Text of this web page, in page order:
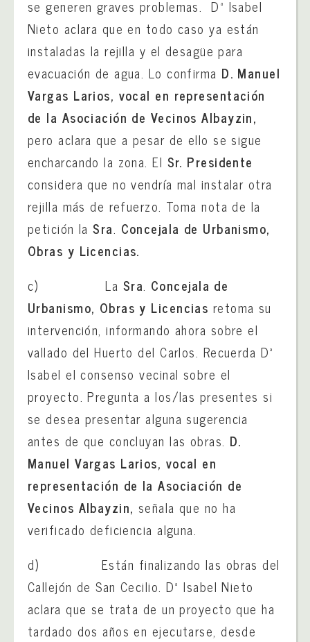
se generen graves problemas. Dª Isabel
Nieto aclara que en todo caso ya están
instaladas la rejilla y el desagüe para
evacuación de agua. Lo confirma D. Manuel
Vargas Larios, vocal en representación
de la Asociación de Vecinos Albayzin,
pero aclara que a pesar de ello se sigue
encharcando la zona. El Sr. Presidente
considera que no vendría mal instalar otra
rejilla más de refuerzo. Toma nota de la
petición laSra. Concejala de Urbanismo,
Obras y Licencias.
c) La Sra. Concejala de
Urbanismo, Obras y Licencias retoma su
intervención, informando ahora sobre el
vallado del Huerto del Carlos. Recuerda Dª
Isabel el consenso vecinal sobre el
proyecto. Pregunta a los/las presentes si
se desea presentar alguna sugerencia
antes de que concluyan las obras. D.
Manuel Vargas Larios, vocal en
representación de la Asociación de
Vecinos Albayzin, señala que no ha
verificado deficiencia alguna.
d) Están finalizando las obras del
Callejón de San Cecilio. Dª Isabel Nieto
aclara que se trata de un proyecto que ha
tardado dos años en ejecutarse, desde